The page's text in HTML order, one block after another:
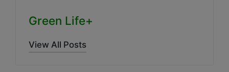
Green Life+
View All Posts